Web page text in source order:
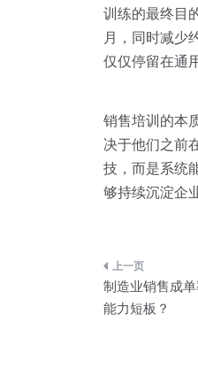
训练的最终目
月，同时减少
仅仅停留在通
销售培训的本
决于他们之前
技，而是系统
够持续沉淀企
文
章
制造业销售成
能力短板？